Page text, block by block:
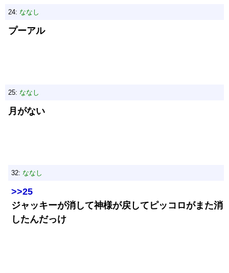
24: ななし
プーアル
25: ななし
月がない
32: ななし
>>25
ジャッキーが消して神様が戻してピッコロがまた消
したんだっけ